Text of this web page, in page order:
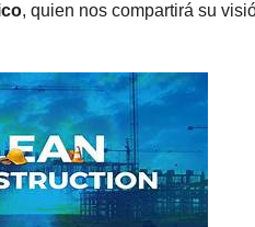
, quien nos compartirá su